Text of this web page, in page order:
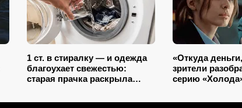
1 ст. в стиралку — и одежда
благоухает свежестью:
старая прачка раскрыла
«Откуда
зрители
серию